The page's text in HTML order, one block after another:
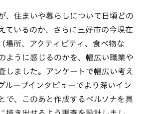
、住まいや暮らしについて日頃どの
ているのか、さらに三好市の今現在
場所、アクティビティ、食べ物な
ように感じるのかを、幅広い職業や
しました。アンケートで幅広い考え
ループインタビューでより深いイン
で、このあと作成するペルソナを具